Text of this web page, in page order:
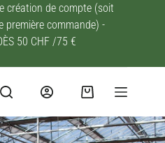
création de compte (soit
première commande) -
50 CHF /75 €